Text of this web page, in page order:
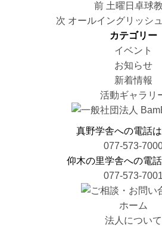
日:
テ
ゴ
リ
前 前
の
投
稿:
土曜日卓球
次 次
オールイングリッシ
カテゴリー
イベント
お知らせ
新着情報
活動ギャラリ
真野学舎への電話
077-573-
仰木の里学舎への電
077-573-7001
ホーム
法人について